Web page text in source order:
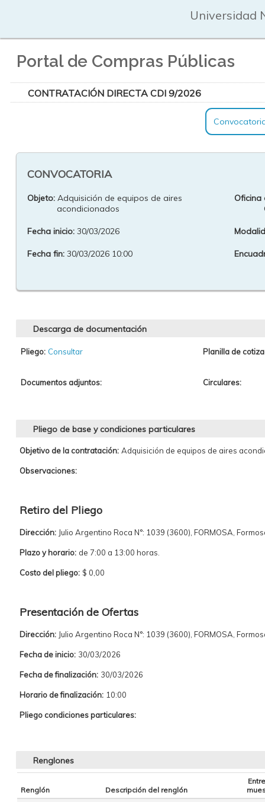
Universidad
Portal de Compras Públicas
CONTRATACIÓN DIRECTA CDI 9/2026
CONVOCATORIA
Objeto: Adquisición de equipos de aires
acondicionados
Oficina
Fecha inicio: 30/03/2026
Fecha fin: 30/03/2026 10:00
Descarga de documentación
Pliego: Consultar Planilla de
Documentos adjuntos: Circulares:
Pliego de base y condiciones particulares
Objetivo de la contratación: Adquisición de equipos de aires
Observaciones:
Retiro del Pliego
Dirección: Julio Argentino Roca N°: 1039 (3600), FORMOSA,
Plazo y horario: de 7:00 a 13:00 horas.
Costo del pliego: $ 0,00
Presentación de Ofertas
Dirección: Julio Argentino Roca N°: 1039 (3600), FORMOSA,
Fecha de inicio: 30/03/2026
Fecha de finalización: 30/03/2026
Horario de finalización: 10:00
Pliego condiciones particulares:
Renglones
Renglón Descripción del renglón